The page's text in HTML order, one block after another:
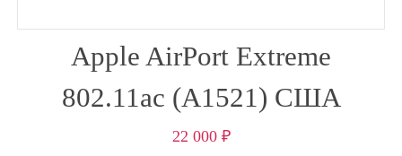
Apple AirPort Extreme
802.11ac (A1521) США
22 000 ₽